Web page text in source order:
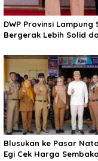
DWP Provinsi Lampung
Bergerak Lebih Solid
Daerah
Blusukan ke Pasar
Egi Cek Harga